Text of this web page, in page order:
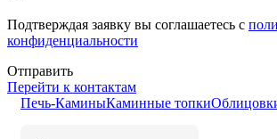
Подтверждая заявку вы соглашаетесь с
конфиденциальности
Отправить
Перейти к контактам
Печь-КаминыКаминные топки